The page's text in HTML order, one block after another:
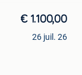
€ 1.100,00
26 juil. 26